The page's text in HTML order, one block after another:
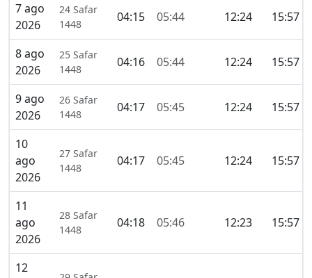
7 ago
2026
24 Safar
1448
04:15 05:44 12:24 15:57
8 ago
2026
25 Safar
1448
04:16 05:44 12:24 15:57
9 ago
2026
26 Safar
1448
04:17 05:45 12:24 15:57
10
ago
2026
27 Safar
1448
04:17 05:45 12:24 15:57
11
ago
2026
28 Safar
1448
04:18 05:46 12:23 15:57
12